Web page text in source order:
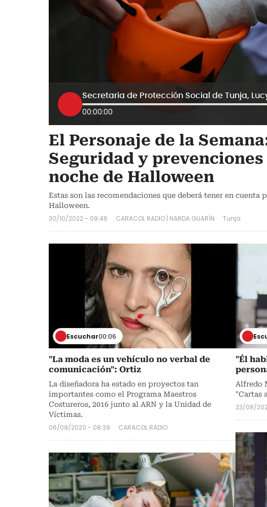
00:00:00
El Personaje de la
Seguridad y prevenciones
noche de Halloween
Estas son las recomendaciones que deberá tener en cuenta
Halloween.
30/10/2022 - 09:46 CARACOL RADIO | NARDA GUARÍN Tunja
Escuchar00:06
"La moda es un vehículo no verbal de
comunicación": Ortiz
La diseñadora ha estado en proyectos tan
importantes como el Programa Maestros
Costureros, 2016 junto al ARN y la Unidad de
Víctimas.
06/09/2020 - 08:39 CARACOL RADIO
"Él
Alfredo
"Cartas
23/08/